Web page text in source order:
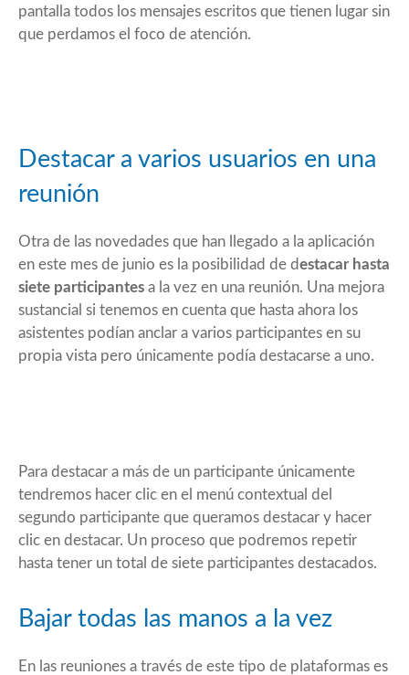
pantalla todos los mensajes escritos que tienen lugar sin
que perdamos el foco de atención.
Destacar a varios usuarios en una
reunión
Otra de las novedades que han llegado a la aplicación
en este mes de junio es la posibilidad de destacar hasta
siete participantes a la vez en una reunión. Una mejora
sustancial si tenemos en cuenta que hasta ahora los
asistentes podían anclar a varios participantes en su
propia vista pero únicamente podía destacarse a uno.
Para destacar a más de un participante únicamente
tendremos hacer clic en el menú contextual del
segundo participante que queramos destacar y hacer
clic en destacar. Un proceso que podremos repetir
hasta tener un total de siete participantes destacados.
Bajar todas las manos a la vez
En las reuniones a través de este tipo de plataformas es